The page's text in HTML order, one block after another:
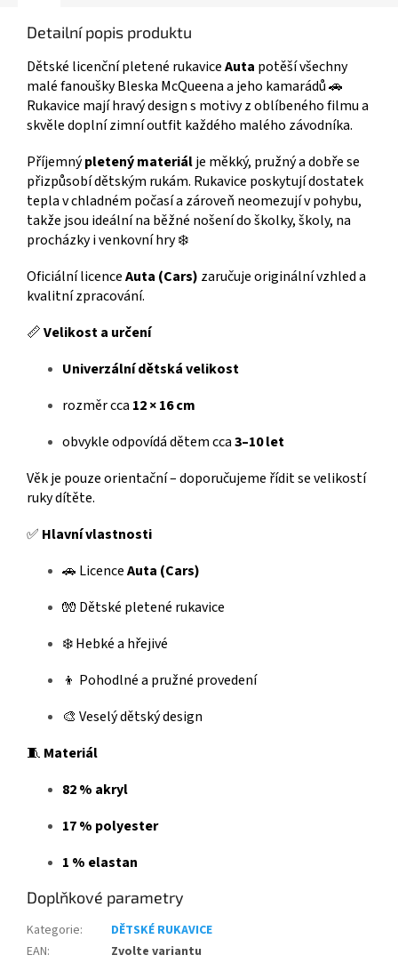
Detailní popis produktu
Dětské licenční pletené rukaviceAuta potěší všechny
malé fanoušky Bleska McQueena a jeho kamarádů 🚗
Rukavice mají hravý design s motivy z oblíbeného filmu a
skvěle doplní zimní outfit každého malého závodníka.
Příjemnýpletený materiálje měkký, pružný a dobře se
přizpůsobí dětským rukám. Rukavice poskytují dostatek
tepla v chladném počasí a zároveň neomezují v pohybu,
takže jsou ideální na běžné nošení do školky, školy, na
procházky i venkovní hry ❄️
Oficiální licenceAuta (Cars) zaručuje originální vzhled a
kvalitní zpracování.
📏Velikost a určení
Univerzální dětská velikost
rozměr cca 12 × 16 cm
obvykle odpovídá dětem cca3–10 let
Věk je pouze orientační – doporučujeme řídit se velikostí
ruky dítěte.
✅ Hlavní vlastnosti
🚗 LicenceAuta (Cars)
🧤 Dětské pletené rukavice
❄️ Hebké a hřejivé
👦 Pohodlné a pružné provedení
🎨 Veselý dětský design
🧵 Materiál
82 % akryl
17 % polyester
1 % elastan
Doplňkové parametry
Kategorie:
DĚTSKÉ RUKAVICE
EAN:
Zvolte variantu